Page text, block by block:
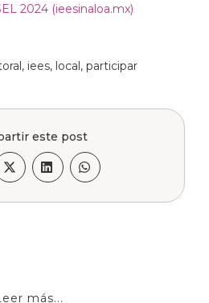
2024 (ieesinaloa.mx)
, iees, local, participar
este post
más...